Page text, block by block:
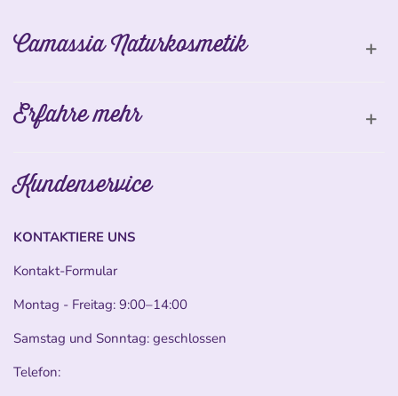
Camassia Naturkosmetik
Erfahre mehr
Kundenservice
KONTAKTIERE UNS
Kontakt-Formular
Montag - Freitag: 9:00–14:00
Samstag und Sonntag: geschlossen
Telefon: